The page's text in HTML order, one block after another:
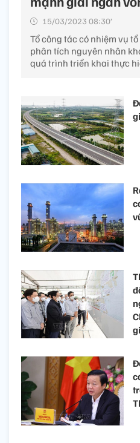
15/03/2023 08:30’
Tổ công tác có nhiệm vụ
phân tích nguyên nhân
quá trình triển khai thực